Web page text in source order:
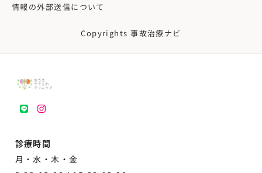
情報の外部送信について
Copyrights 事故治療ナビ
LINEinstagram
診療時間
月・水・木・金